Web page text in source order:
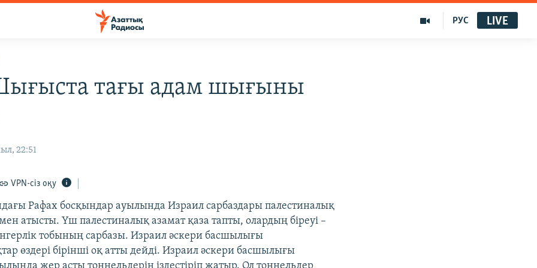
РУС LIVE
тағы адам шығыны
22:51
VPN-сіз оқу
Рафах босқындар ауылында Израил сарбаздары палестиналық
атысты. Үш палестиналық азамат қаза тапты, олардың біреуі –
тобының сарбазы. Израил әскери басшылығы
өздері бірінші оқ атты дейді. Израил әскери басшылығы